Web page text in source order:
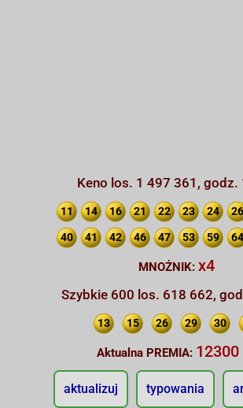
Keno los. 1 497 361, godz.
11 14 16 21 22 23 24 26
40 41 42 46 47 53 59 64
MNOŻNIK: x4
Szybkie 600 los. 618 662,
13 15 26 29 30
Aktualna PREMIA: 12300
aktualizuj typowania